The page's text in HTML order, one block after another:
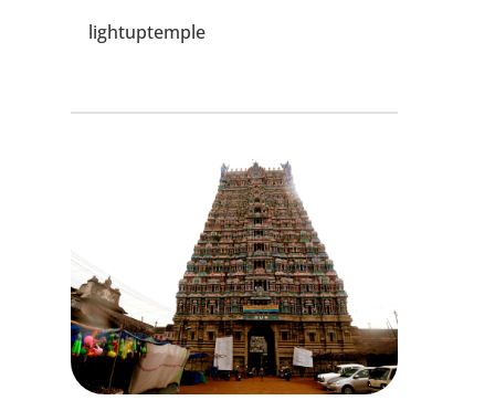
lightuptemple